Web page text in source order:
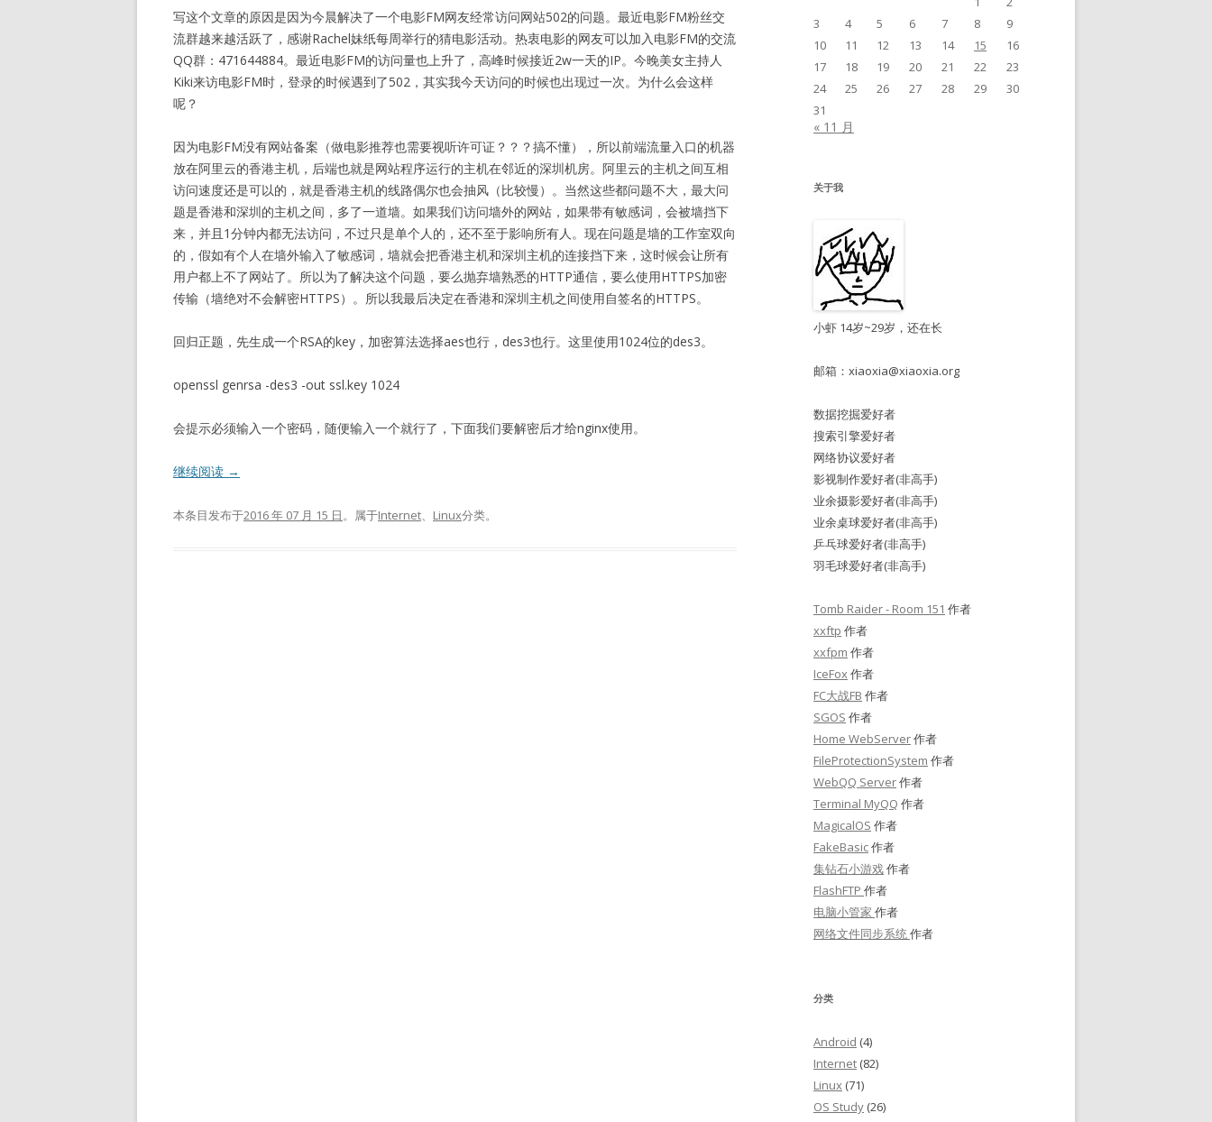
写这个文章的原因是因为今晨解决了一个电影FM网友经常访问网站502的问题。最近电影FM粉丝交
流群越来越活跃了，感谢Rachel妹纸每周举行的猜电影活动。热衷电影的网友可以加入电影FM的交流
QQ群：471644884。最近电影FM的访问量也上升了，高峰时候接近2w一天的IP。今晚美女主持人
Kiki来访电影FM时，登录的时候遇到了502，其实我今天访问的时候也出现过一次。为什么会这样
呢？
因为电影FM没有网站备案（做电影推荐也需要视听许可证？？？搞不懂），所以前端流量入口的机器
放在阿里云的香港主机，后端也就是网站程序运行的主机在邻近的深圳机房。阿里云的主机之间互相
访问速度还是可以的，就是香港主机的线路偶尔也会抽风（比较慢）。当然这些都问题不大，最大问
题是香港和深圳的主机之间，多了一道墙。如果我们访问墙外的网站，如果带有敏感词，会被墙挡下
来，并且1分钟内都无法访问，不过只是单个人的，还不至于影响所有人。现在问题是墙的工作室双向
的，假如有个人在墙外输入了敏感词，墙就会把香港主机和深圳主机的连接挡下来，这时候会让所有
用户都上不了网站了。所以为了解决这个问题，要么抛弃墙熟悉的HTTP通信，要么使用HTTPS加密
传输（墙绝对不会解密HTTPS）。所以我最后决定在香港和深圳主机之间使用自签名的HTTPS。
回归正题，先生成一个RSA的key，加密算法选择aes也行，des3也行。这里使用1024位的des3。
openssl genrsa -des3 -out ssl.key 1024
会提示必须输入一个密码，随便输入一个就行了，下面我们要解密后才给nginx使用。
继续阅读 →
本条目发布于2016 年 07 月 15 日。属于Internet、 Linux分类。
3
4 5 6 7 8
9
10
11 12 13 14 15
16
17
18 19 20 21 22
23
24
25 26 27 28 29
30
31
« 11 月
关于我
小虾 14岁~29岁，还在长
邮箱： xiaoxia@xiaoxia.org
数据挖掘爱好者
搜索引擎爱好者
网络协议爱好者
影视制作爱好者(非高手)
业余摄影爱好者(非高手)
业余桌球爱好者(非高手)
乒乓球爱好者(非高手)
羽毛球爱好者(非高手)
Tomb Raider - Room 151 作者
xxftp 作者
xxfpm 作者
IceFox作者
FC大战FB 作者
SGOS 作者
Home WebServer作者
FileProtectionSystem 作者
WebQQ Server作者
Terminal MyQQ 作者
MagicalOS 作者
FakeBasic作者
集钻石小游戏作者
FlashFTP 作者
电脑小管家 作者
网络文件同步系统作者
分类
Android (4)
Internet (82)
Linux (71)
OS Study (26)